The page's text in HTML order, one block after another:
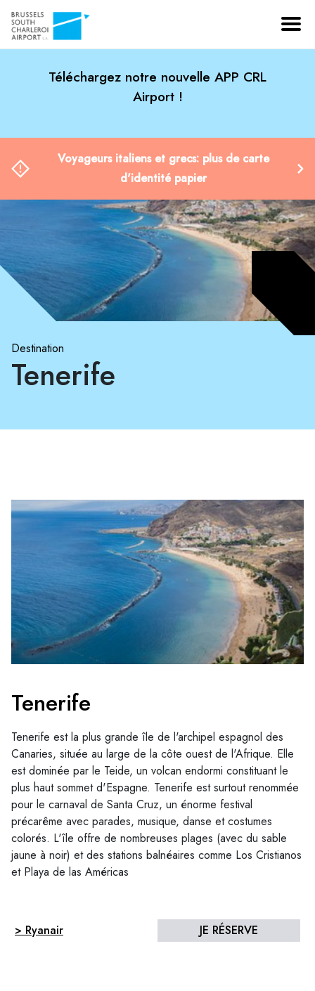
Téléchargez notre nouvelle APP CRL
Airport !
Voyageurs italiens et grecs: plus de carte
d'identité papier
Destination
Tenerife
Tenerife
Tenerife est la plus grande île de l'archipel espagnol des
Canaries, située au large de la côte ouest de l'Afrique. Elle
est dominée par le Teide, un volcan endormi constituant le
plus haut sommet d'Espagne. Tenerife est surtout renommée
pour le carnaval de Santa Cruz, un énorme festival
précarême avec parades, musique, danse et costumes
colorés. L'île offre de nombreuses plages (avec du sable
jaune à noir) et des stations balnéaires comme Los Cristianos
et Playa de las Américas
> Ryanair JE RÉSERVE